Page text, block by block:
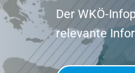
Der WKÖ-
relevante